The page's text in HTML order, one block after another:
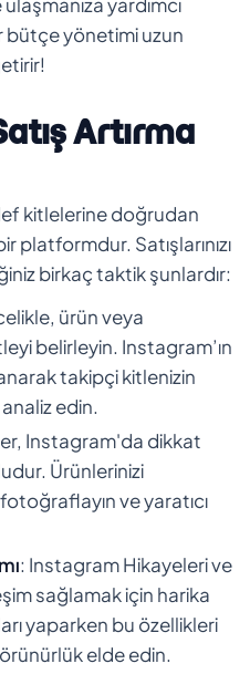
bütçe yönetimi uzun
Artırma
kitlelerine doğrudan
platformdur. Satışlarınızı
birkaç taktik şunlardır:
ürün veya
belirleyin. Instagram’ın
takipçi kitlenizin
edin.
Instagram'da dikkat
Ürünlerinizi
ve yaratıcı
: Instagram Hikayeleri ve
sağlamak için harika
yaparken bu özellikleri
elde edin.